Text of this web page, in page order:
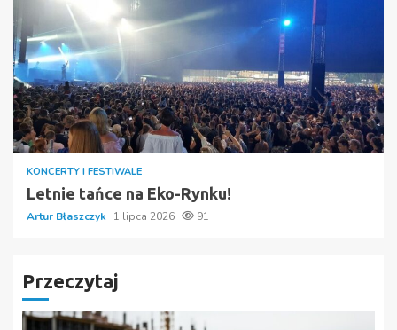
KONCERTY I FESTIWALE
Letnie tańce na Eko-Rynku!
Artur Błaszczyk 1 lipca 2026 91
Przeczytaj